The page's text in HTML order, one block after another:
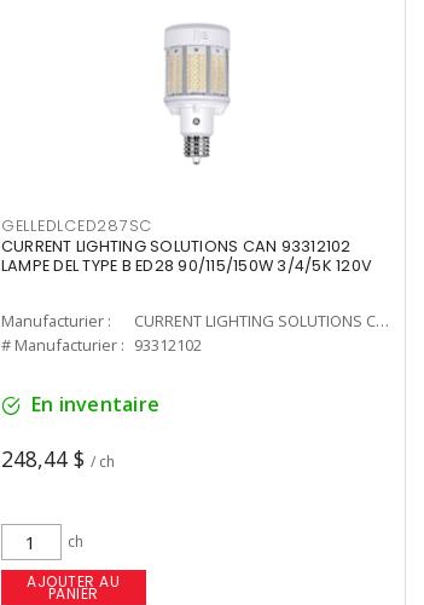
GELLEDLCED287SC
CURRENT LIGHTING SOLUTIONS CAN 93312102
LAMPE DEL TYPE B ED28 90/115/150W 3/4/5K 120V
Manufacturier :
CURRENT LIGHTING SOLUTIONS CAN
# Manufacturier : 93312102
En inventaire
248,44 $ / ch
ch
AJOUTER AU
PANIER